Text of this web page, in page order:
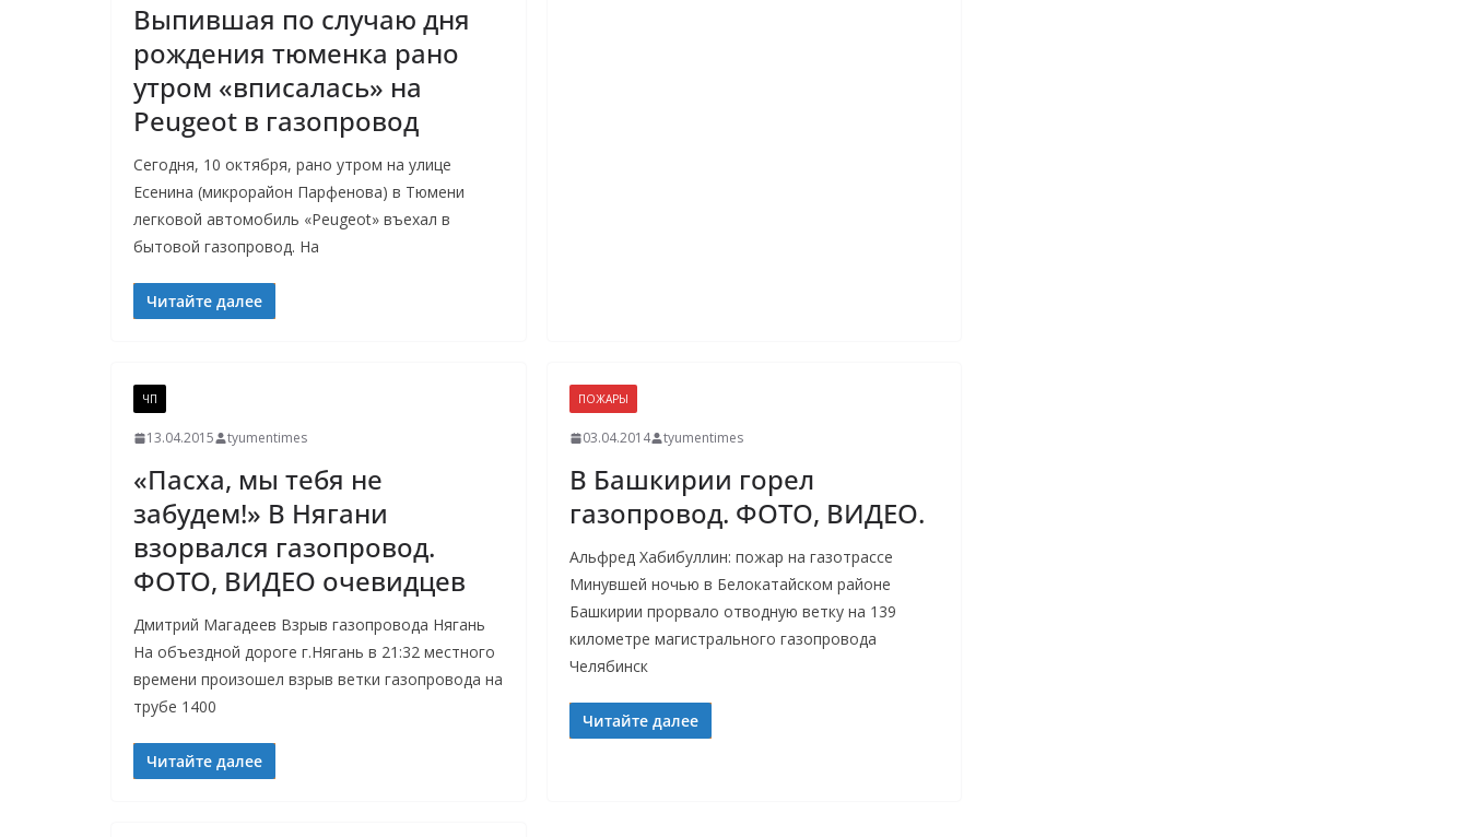
Выпившая по случаю дня
рождения тюменка рано
утром «вписалась» на
Peugeot в газопровод
Сегодня, 10 октября, рано утром на улице
Есенина (микрорайон Парфенова) в Тюмени
легковой автомобиль «Peugeot» въехал в
бытовой газопровод. На
Читайте далее
ЧП
13.04.2015 tyumentimes
«Пасха, мы тебя не
забудем!» В Нягани
взорвался газопровод.
ФОТО, ВИДЕО очевидцев
Дмитрий Магадеев Взрыв газопровода Нягань
На объездной дороге г.Нягань в 21:32 местного
времени произошел взрыв ветки газопровода на
трубе 1400
Читайте далее
ПОЖАРЫ
03.04.2014 tyumentimes
В Башкирии горел
газопровод. ФОТО, ВИДЕО.
Альфред Хабибуллин: пожар на газотрассе
Минувшей ночью в Белокатайском районе
Башкирии прорвало отводную ветку на 139
километре магистрального газопровода
Челябинск
Читайте далее